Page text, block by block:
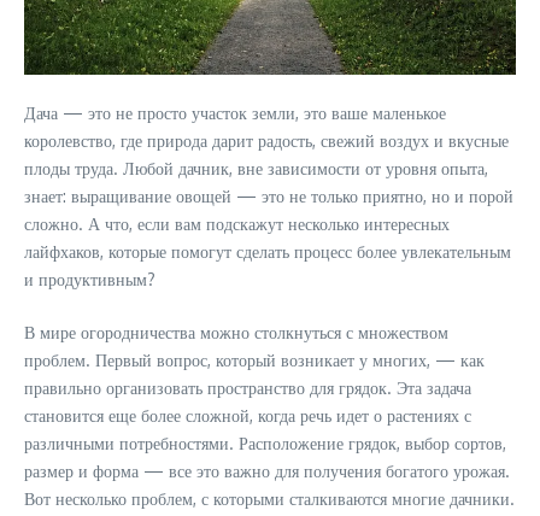
Дача — это не просто участок земли, это ваше маленькое
королевство, где природа дарит радость, свежий воздух и вкусные
плоды труда. Любой дачник, вне зависимости от уровня опыта,
знает: выращивание овощей — это не только приятно, но и порой
сложно. А что, если вам подскажут несколько интересных
лайфхаков, которые помогут сделать процесс более увлекательным
и продуктивным?
В мире огородничества можно столкнуться с множеством
проблем. Первый вопрос, который возникает у многих, — как
правильно организовать пространство для грядок. Эта задача
становится еще более сложной, когда речь идет о растениях с
различными потребностями. Расположение грядок, выбор сортов,
размер и форма — все это важно для получения богатого урожая.
Вот несколько проблем, с которыми сталкиваются многие дачники.